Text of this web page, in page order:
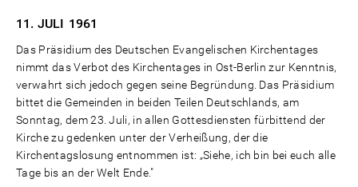
11. JULI 1961
Das Präsidium des Deutschen Evangelischen Kirchentages
nimmt das Verbot des Kirchentages in Ost-Berlin zur Kenntnis,
verwahrt sich jedoch gegen seine Begründung. Das Präsidium
bittet die Gemeinden in beiden Teilen Deutschlands, am
Sonntag, dem 23. Juli, in allen Gottesdiensten fürbittend der
Kirche zu gedenken unter der Verheißung, der die
Kirchentagslosung entnommen ist: „Siehe, ich bin bei euch alle
Tage bis an der Welt Ende."